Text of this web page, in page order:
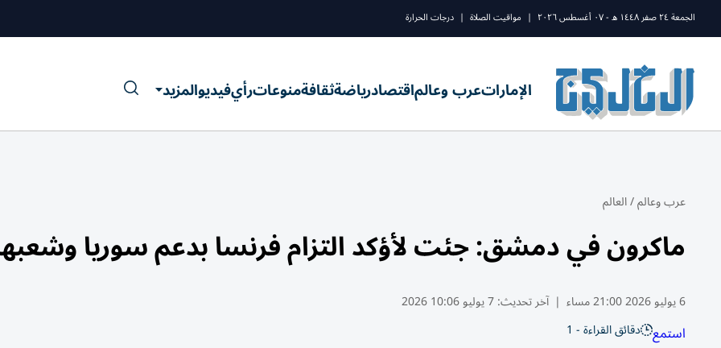
الجمعة ٢٤ صفر ١٤٤٨ ه - ٠٧ أغسطس ٢٠٢٦ | مواقيت الصلاة | درجات الحرارة
الإماراتعرب وعالماقتصادرياضةثقافةمنوعاترأيفيديوالمزيد
عرب وعالم/العالم
ماكرون في دمشق: جئت لأؤكد التزام فرنسا بدعم سوريا
6 يوليو 2026 21:00 مساء | آخر تحديث:7 يوليو 10:06 2026
استمع دقائق القراءة - 1